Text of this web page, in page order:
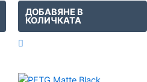
ДОБАВЯНЕ В
КОЛИЧКАТА